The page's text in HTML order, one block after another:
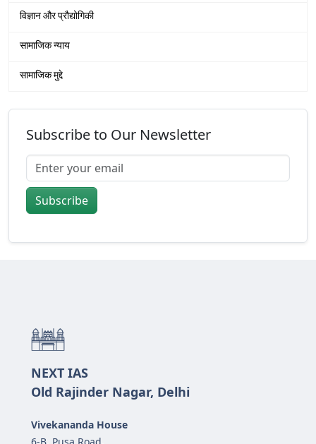
विज्ञान और प्रौद्योगिकी
सामाजिक न्याय
सामाजिक मुद्दे
Subscribe to Our Newsletter
Subscribe
NEXT IAS
Old Rajinder Nagar, Delhi
Vivekananda House
6-B, Pusa Road,